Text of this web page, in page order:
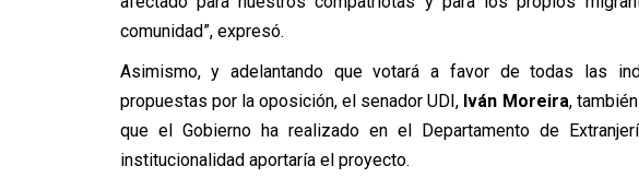
comunidad”, expresó.
Asimismo, y adelantando que votará a favor de todas las
propuestas por la oposición, el senador UDI, Iván Moreira,
que el Gobierno ha realizado en el Departamento de
institucionalidad aportaría el proyecto.